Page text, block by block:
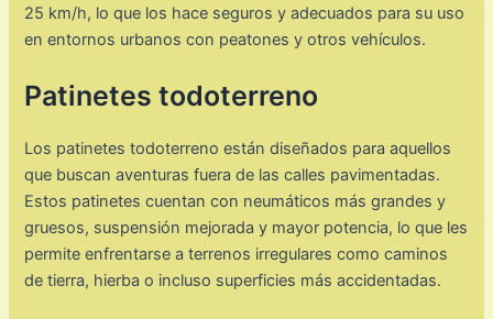
25 km/h, lo que los hace seguros y adecuados para su uso
en entornos urbanos con peatones y otros vehículos.
Patinetes todoterreno
Los patinetes todoterreno están diseñados para aquellos
que buscan aventuras fuera de las calles pavimentadas.
Estos patinetes cuentan con neumáticos más grandes y
gruesos, suspensión mejorada y mayor potencia, lo que les
permite enfrentarse a terrenos irregulares como caminos
de tierra, hierba o incluso superficies más accidentadas.